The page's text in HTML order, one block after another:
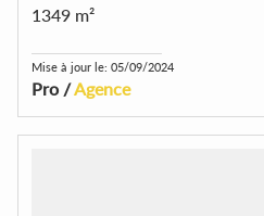
1349 m²
Mise à jour le: 05/09/2024
Pro /Agence